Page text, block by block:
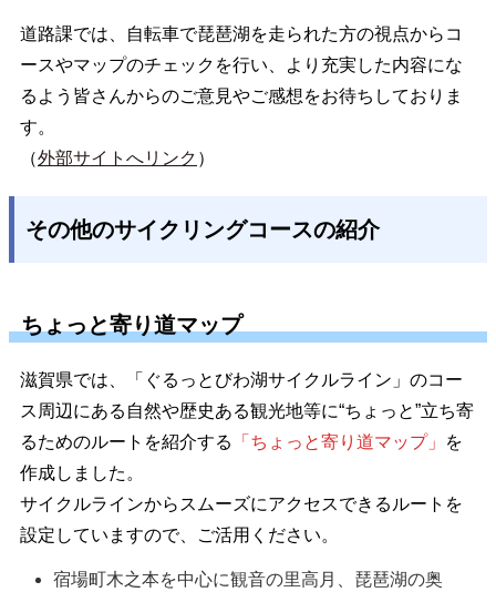
道路課では、自転車で琵琶湖を走られた方の視点からコ
ースやマップのチェックを行い、より充実した内容にな
るよう皆さんからのご意見やご感想をお待ちしておりま
す。
（外部サイトへリンク ）
その他のサイクリングコースの紹介
ちょっと寄り道マップ
滋賀県では、「ぐるっとびわ湖サイクルライン」のコー
ス周辺にある自然や歴史ある観光地等に“ちょっと”立ち寄
るためのルートを紹介する
「ちょっと寄り道マップ」
を
作成しました。
サイクルラインからスムーズにアクセスできるルートを
設定していますので、ご活用ください。
宿場町木之本を中心に観音の里高月、琵琶湖の奥